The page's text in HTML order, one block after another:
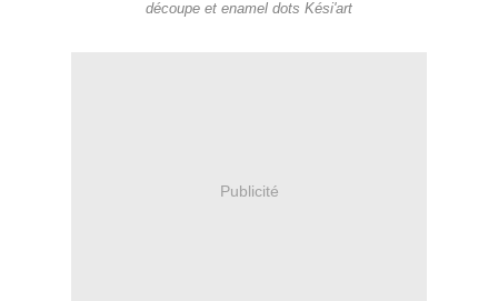
découpe et enamel dots Kési'art
Publicité